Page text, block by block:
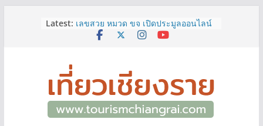
Latest: เชียงรายหน้าฝน ให้ชุ่มฉ่ำหัวใจไปกับ
“Feel All the Feelings” เที่ยวให้สนุก
เลขสวย หมวด ขจ เปิดประมูลออนไลน์
แล้ววันนี้ เลขเด่น เลขมงคล ความหมาย
ดีมีให้เลือกหลากหลายทั้ง 301 หมายเลข
3 พิกัด ที่เที่ยวชมงานเทศกาลโล้ชิงช้า
จ.เชียงราย ที่ไม่ควรพลาด!